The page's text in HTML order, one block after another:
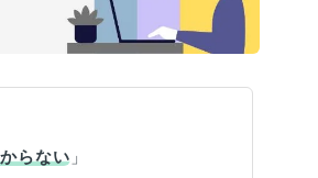
らない 」